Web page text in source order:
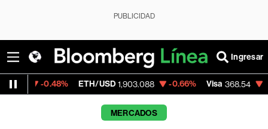
PUBLICIDAD
Ingresar
ETH/USD 1,903.088 -0.66% Visa 368.54 -0.28%
MERCADOS